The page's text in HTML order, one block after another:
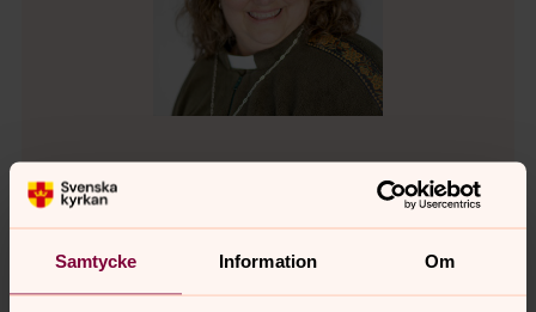
Samtycke Information Om
Laila Larsson
Diakon, Svenska kyrkan i Järna och Vårdinge
Direkt:08-551 782 11
E-post:laila.larsson@svenskakyrkan.se